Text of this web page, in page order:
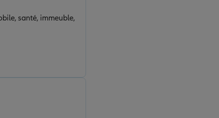
santé, immeuble,